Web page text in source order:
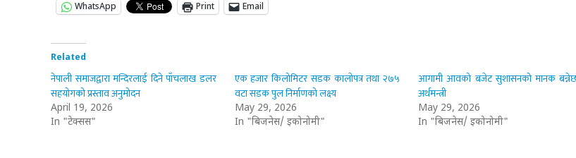
WhatsApp
Print Email
Related
नेपाली समाजद्वारा मन्दिरलाई दिने पाँचलाख डलर
सहयोगको प्रस्ताव अनुमोदन
April 19, 2026
In "टेक्सस"
एक हजार किलोमिटर सडक कालोपत्र तथा २७५
वटा सडक पुल निर्माणको लक्ष्य
May 29, 2026
In "बिजनेस/ इकोनोमी"
आगामी आवको बजेट सुशासनको मानक
अर्थमन्त्री
May 29, 2026
In "बिजनेस/ इकोनोमी"